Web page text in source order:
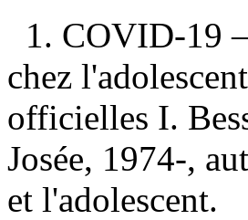
1. COVID-19
chez
officielles I.
Josée, 1974-,
et l'adolescent.